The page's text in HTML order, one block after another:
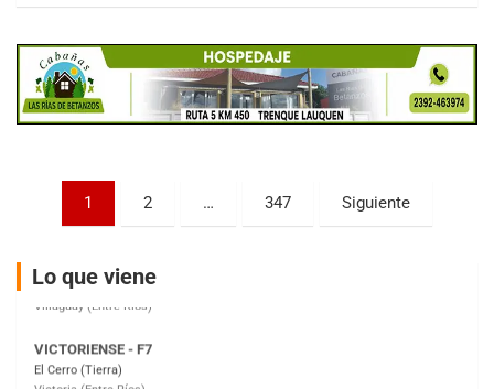
Paginación
entradas
1 2 … 347 Siguiente
Lo que viene
KDO - F6
Ciudad de Trenque Lauquen (Asfalto)
Trenque Lauquen (Buenos Aires)
Villaguay (Entre Ríos)
El Cerro (Tierra)
Victoria (Entre Ríos)
Moto Club Reginense (Tierra)
Gral. E. Godoy (Río Negro)